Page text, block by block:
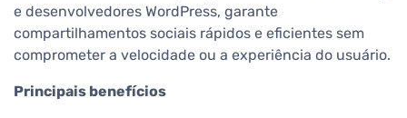
e desenvolvedores WordPress, garante
compartilhamentos sociais rápidos e eficientes sem
comprometer a velocidade ou a experiência do usuário.
Principais benefícios